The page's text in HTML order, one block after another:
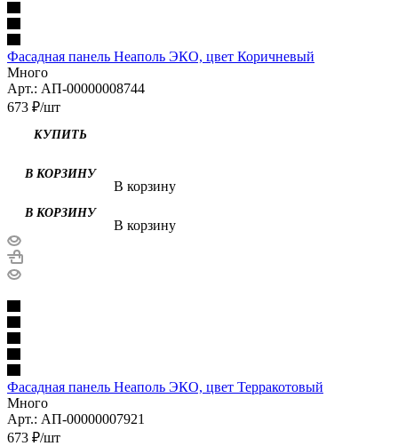
Фасадная панель Неаполь ЭКО, цвет Коричневый
Много
Арт.: АП-00000008744
673 ₽/шт
КУПИТЬ
В корзину
В корзину
Фасадная панель Неаполь ЭКО, цвет Терракотовый
Много
Арт.: АП-00000007921
673 ₽/шт